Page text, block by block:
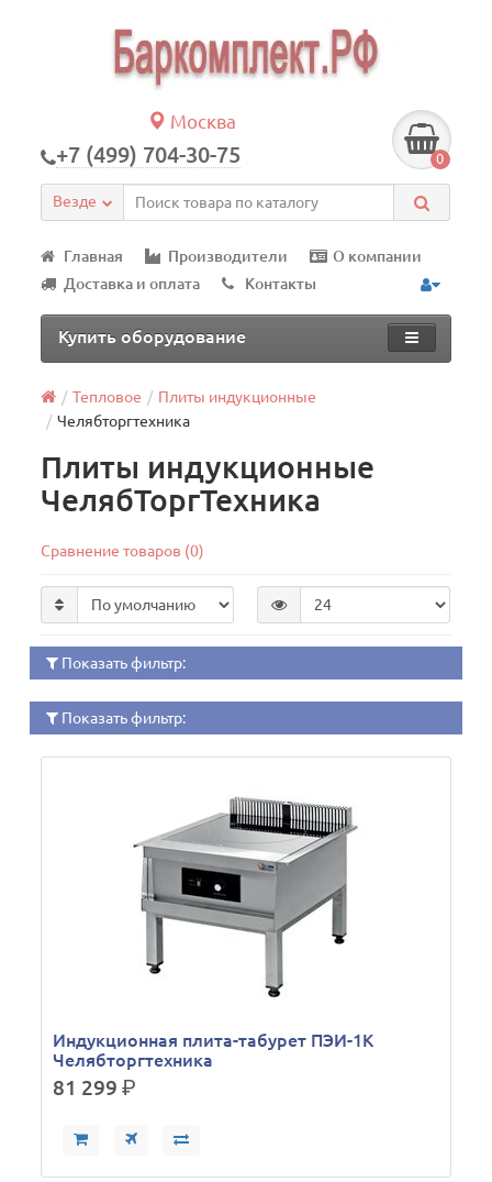
Москва
+7 (499) 704-30-75 0
Везде
Главная Производители
О компании
Доставка и оплата
Контакты
Купить оборудование
Тепловое
Плиты индукционные
Челябторгтехника
Плиты индукционные
ЧелябТоргТехника
Сравнение товаров (0)
Показать фильтр:
Показать фильтр:
Индукционная плита-табурет ПЭИ-1К
Челябторгтехника
81 299р.